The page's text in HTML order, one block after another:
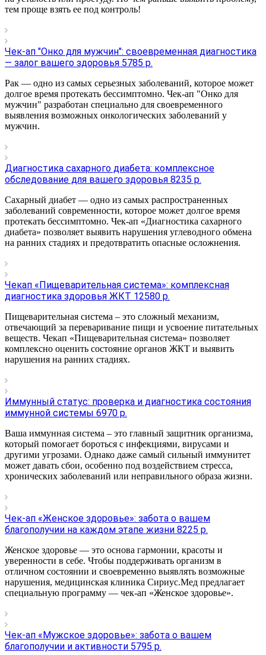
тем проще взять ее под контроль!
Чек-ап "Онко для мужчин": своевременная диагностика
— залог вашего здоровья 5785 р.
Рак — одно из самых серьезных заболеваний, которое может
долгое время протекать бессимптомно. Чек-ап "Онко для
мужчин" разработан специально для своевременного
выявления возможных онкологических заболеваний у
мужчин.
Диагностика сахарного диабета: комплексное
обследование для вашего здоровья 8235 р.
Сахарный диабет — одно из самых распространенных
заболеваний современности, которое может долгое время
протекать бессимптомно. Чек-ап «Диагностика сахарного
диабета» позволяет выявить нарушения углеводного обмена
на ранних стадиях и предотвратить опасные осложнения.
Чекап «Пищеварительная система»: комплексная
диагностика здоровья ЖКТ 12580 р.
Пищеварительная система – это сложный механизм,
отвечающий за переваривание пищи и усвоение питательных
веществ. Чекап «Пищеварительная система» позволяет
комплексно оценить состояние органов ЖКТ и выявить
нарушения на ранних стадиях.
Иммунный статус: проверка и диагностика состояния
иммунной системы 6970 р.
Ваша иммунная система – это главный защитник организма,
который помогает бороться с инфекциями, вирусами и
другими угрозами. Однако даже самый сильный иммунитет
может давать сбои, особенно под воздействием стресса,
хронических заболеваний или неправильного образа жизни.
Чек-ап «Женское здоровье»: забота о вашем
благополучии на каждом этапе жизни 8225 р.
Женское здоровье — это основа гармонии, красоты и
уверенности в себе. Чтобы поддерживать организм в
отличном состоянии и своевременно выявлять возможные
нарушения, медицинская клиника Сириус.Мед предлагает
специальную программу — чек-ап «Женское здоровье».
Чек-ап «Мужское здоровье»: забота о вашем
благополучии и активности 5795 р.